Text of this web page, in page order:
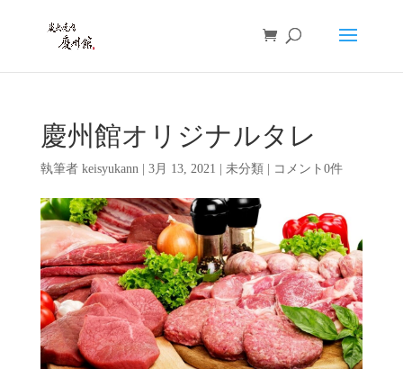
慶州館オリジナルタレ
執筆者 keisyukann| 3月 13, 2021 未分類 コメント0件